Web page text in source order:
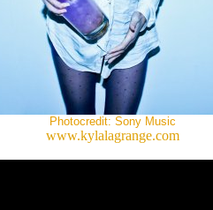
Photocredit: Sony Music
www.kylalagrange.com